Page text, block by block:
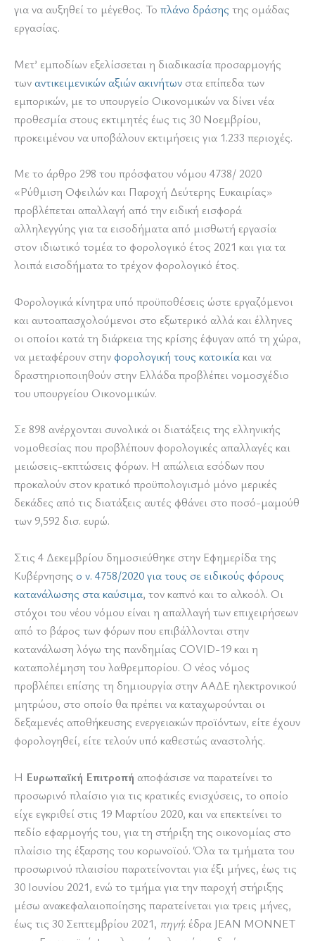
για να αυξηθεί το μέγεθος. Το πλάνο δράσης της ομάδας
εργασίας.
Μετ’ εμποδίων εξελίσσεται η διαδικασία προσαρμογής
τωναντικειμενικών αξιών ακινήτων στα επίπεδα των
εμπορικών, με το υπουργείο Οικονομικών να δίνει νέα
προθεσμία στους εκτιμητές έως τις 30 Νοεμβρίου,
προκειμένου να υποβάλουν εκτιμήσεις για 1.233 περιοχές.
Με το άρθρο 298 του πρόσφατου νόμου 4738/ 2020
«Ρύθμιση Οφειλών και Παροχή Δεύτερης Ευκαιρίας»
προβλέπεται απαλλαγή από την ειδική εισφορά
αλληλεγγύης για τα εισοδήματα από μισθωτή εργασία
στον ιδιωτικό τομέα το φορολογικό έτος 2021 και για τα
λοιπά εισοδήματα το τρέχον φορολογικό έτος.
Φορολογικά κίνητρα υπό προϋποθέσεις ώστε εργαζόμενοι
και αυτοαπασχολούμενοι στο εξωτερικό αλλά και έλληνες
οι οποίοι κατά τη διάρκεια της κρίσης έφυγαν από τη χώρα,
να μεταφέρουν στηνφορολογική τους κατοικία και να
δραστηριοποιηθούν στην Ελλάδα προβλέπει νομοσχέδιο
του υπουργείου Οικονομικών.
Σε 898 ανέρχονται συνολικά οι διατάξεις της ελληνικής
νομοθεσίας που προβλέπουν φορολογικές απαλλαγές και
μειώσεις-εκπτώσεις φόρων. Η απώλεια εσόδων που
προκαλούν στον κρατικό προϋπολογισμό μόνο μερικές
δεκάδες από τις διατάξεις αυτές φθάνει στο ποσό-μαμούθ
των 9,592 δισ. ευρώ.
Στις 4 Δεκεμβρίου δημοσιεύθηκε στην Εφημερίδα της
Κυβέρνησης ο ν. 4758/2020 για τους σε ειδικούς φόρους
κατανάλωσης στα καύσιμα, τον καπνό και το αλκοόλ. Οι
στόχοι του νέου νόμου είναι η απαλλαγή των επιχειρήσεων
από το βάρος των φόρων που επιβάλλονται στην
κατανάλωση λόγω της πανδημίας COVID-19 και η
καταπολέμηση του λαθρεμπορίου. Ο νέος νόμος
προβλέπει επίσης τη δημιουργία στην ΑΑΔΕ ηλεκτρονικού
μητρώου, στο οποίο θα πρέπει να καταχωρούνται οι
δεξαμενές αποθήκευσης ενεργειακών προϊόντων, είτε έχουν
φορολογηθεί, είτε τελούν υπό καθεστώς αναστολής.
Η Ευρωπαϊκή Επιτροπή αποφάσισε να παρατείνει το
προσωρινό πλαίσιο για τις κρατικές ενισχύσεις, το οποίο
είχε εγκριθεί στις 19 Μαρτίου 2020, και να επεκτείνει το
πεδίο εφαρμογής του, για τη στήριξη της οικονομίας στο
πλαίσιο της έξαρσης του κορωνοϊού. Όλα τα τμήματα του
προσωρινού πλαισίου παρατείνονται για έξι μήνες, έως τις
30 Ιουνίου 2021, ενώ το τμήμα για την παροχή στήριξης
μέσω ανακεφαλαιοποίησης παρατείνεται για τρεις μήνες,
έως τις 30 Σεπτεμβρίου 2021, πηγή: έδρα JEAN MONNET